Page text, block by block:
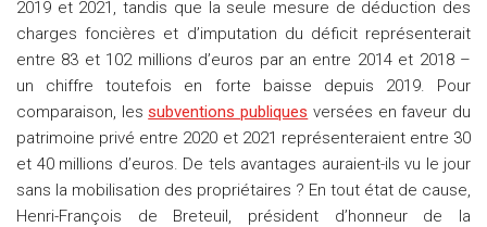
2019 et 2021, tandis que la seule mesure de déduction des
charges foncières et d’imputation du déficit représenterait
entre 83 et 102 millions d’euros par an entre 2014 et 2018 –
un chiffre toutefois en forte baisse depuis 2019. Pour
comparaison, lessubventions publiques versées en faveur du
patrimoine privé entre 2020 et 2021 représenteraient entre 30
et 40 millions d’euros. De tels avantages auraient-ils vu le jour
sans la mobilisation des propriétaires ? En tout état de cause,
Henri-François de Breteuil, président d’honneur de la